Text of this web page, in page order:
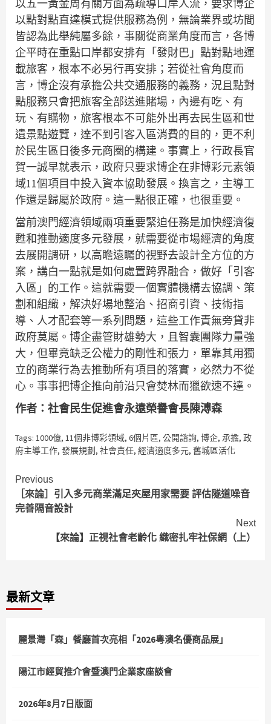
以五一黃金周有關方面為疏導口岸人流，要求博企
以點對點直達模式提供服務為例，無論業界或坊間
皆認為此舉純屬多餘，事關從商業角度而言，各博
企平時在重點口岸都安排有「發財巴」點對點地運
載旅客，根本不必另行再安排；若從社會角度而
言，博企沒有承擔公共交通服務的義務，況且點對
點服務只會把旅客全部送進賭場，內邊有吃、有
玩、有購物，旅客根本不可能外出再去民生區和世
遺景點遊覽，達不到引客入區消費的目的，更不利
於民生區日後多元商圈的構建。事實上，行政長官
賀一誠早就表示，政府只要求博企在非博彩元素領
域11個項目中投入資本協助發展。換言之，主導工
作還是歸屬於政府。這一點很正確，也很重要。
當前澳門經濟領域兩項重要緊迫任務是加快經濟復
甦和推動適度多元發展，就需要從市場經濟的角度
去展開調研，以高瞻遠矚的視野去設計全方位的方
案，講白一點就是如何處置跨界融合，做好「引客
入區」的工作。這就需要一個實體機構去協調、策
劃和組織，解決好場地整治、招商引資、技術指
導、人才配套等一系列問題，這些工作責無旁貸非
政府莫屬。博企盡管財雄勢大，且智囊團隊力量強
大，但畢竟缺乏公權力的剛性和張力，單靠其用獨
立的商業行為去推動所有項目的落實，必然力不從
心。事事把博企推向前沿只會焚林而獵欲速不達。
作者： 社會民生促進會永遠榮譽會長陳溥森
Tags: 1000億, 11個非博彩領域, 6個片區, 公開諮詢, 博企, 承擔, 政
府主導工作, 發展規劃, 社會責任, 經濟適度多元, 舊城區活化
Continue
Reading
Previous
［來論］引入多元商業滿足夾屋用家需要 評估隧道噪音
完善隔音設計
Next
【來論】正視社會老齡化 織密扎牢社保網（上）
最新文章
麗景灣「森」餐廳首次亮相「2026粵澳名優商品展」
陽江市經貿推介會暨澳門企業家座談會
2026年8月7日版面